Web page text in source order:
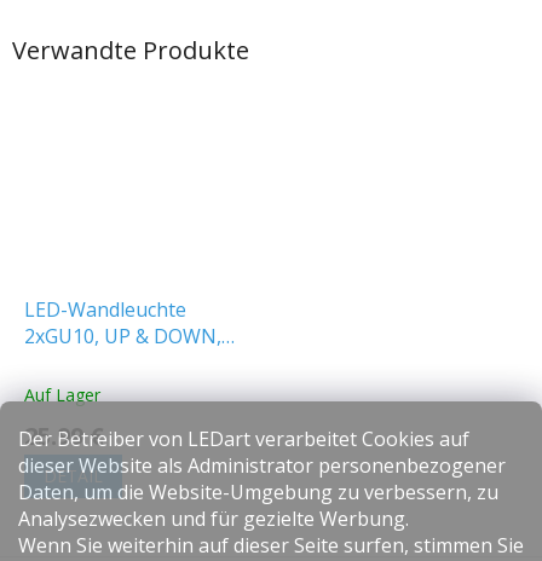
Der Betreiber von LEDart verarbeitet Cookies auf
dieser Website als Administrator personenbezogener
Daten, um die Website-Umgebung zu verbessern, zu
Analysezwecken und für gezielte Werbung.
Wenn Sie weiterhin auf dieser Seite surfen, stimmen Sie
Verwandte Produkte
LED-Wandleuchte
2xGU10, UP & DOWN,
Auf Lager
25.99 €
DETAIL